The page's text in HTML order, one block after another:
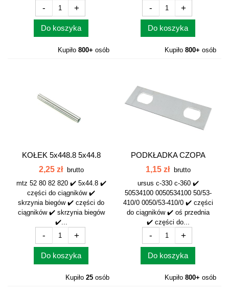
- +
Do koszyka
Kupiło 800+ osób
- +
Do koszyka
Kupiło 800+ osób
KOŁEK 5x448.8 5x44.8
2,25 zł
brutto
mtz 52 80 82 820 ✔️ 5x44.8 ✔️
części do ciągników ✔️
skrzynia biegów ✔️ części do
ciągników ✔️ skrzynia biegów
✔️...
- +
Do koszyka
Kupiło 25 osób
PODKŁADKA CZOPA
ZWROTNICY...
1,15 zł
brutto
ursus c-330 c-360 ✔️
50534100 0050534100 50/53-
410/0 0050/53-410/0 ✔️ części
do ciągników ✔️ oś przednia
✔️ części do...
- +
Do koszyka
Kupiło 800+ osób